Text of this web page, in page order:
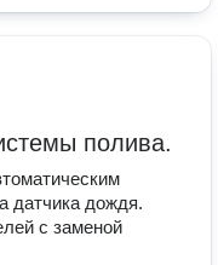
полива.
датчика дождя.
с заменой